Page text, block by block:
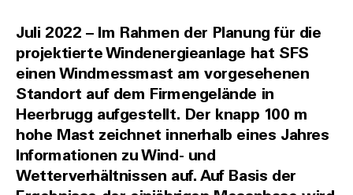
Juli 2022 – Im Rahmen der Planung für die
projektierte Windenergieanlage hat SFS
einen Windmessmast am vorgesehenen
Standort auf dem Firmengelände in
Heerbrugg aufgestellt. Der knapp 100 m
hohe Mast zeichnet innerhalb eines Jahres
Informationen zu Wind- und
Wetterverhältnissen auf. Auf Basis der